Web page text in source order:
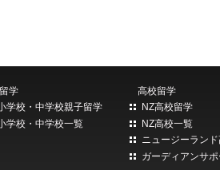
学
学校・中学校親子留学
学校・中学校一覧
高校留学
NZ高校留学
NZ高校一覧
ニュージーラン
ガーディアンサ